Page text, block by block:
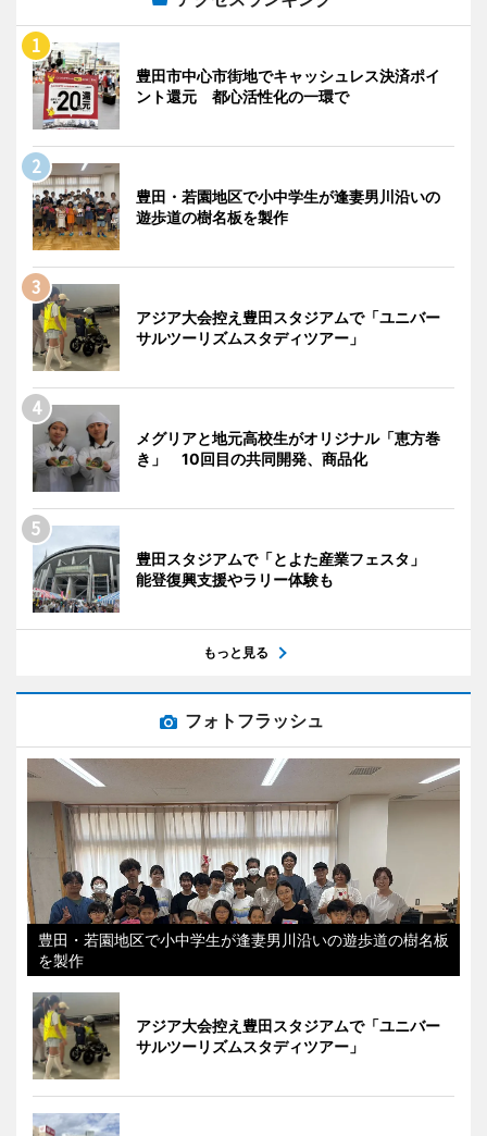
豊田市中心市街地でキャッシュレス決済ポイ
ント還元 都心活性化の一環で
豊田・若園地区で小中学生が逢妻男川沿いの
遊歩道の樹名板を製作
アジア大会控え豊田スタジアムで「ユニバー
サルツーリズムスタディツアー」
メグリアと地元高校生がオリジナル「恵方巻
き」 10回目の共同開発、商品化
豊田スタジアムで「とよた産業フェスタ」
能登復興支援やラリー体験も
もっと見る
フォトフラッシュ
豊田・若園地区で小中学生が逢妻男川沿いの遊歩道の樹名板
を製作
アジア大会控え豊田スタジアムで「ユニバー
サルツーリズムスタディツアー」